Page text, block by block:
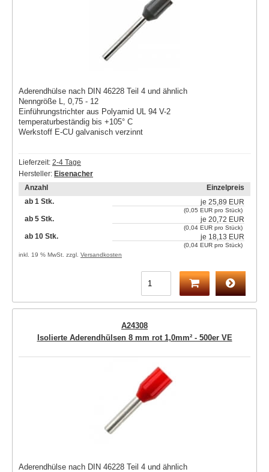
Aderendhülse nach DIN 46228 Teil 4 und ähnlich
Nenngröße L, 0,75 - 12
Einführungstrichter aus Polyamid UL 94 V-2
temperaturbeständig bis +105° C
Werkstoff E-CU galvanisch verzinnt
Lieferzeit: 2-4 Tage
Hersteller: Eisenacher
Anzahl
Einzelpreis
ab 1 Stk.
je 25,89 EUR
(0,05 EUR pro Stück)
ab 5 Stk. je 20,72 EUR
(0,04 EUR pro Stück)
ab 10 Stk. je 18,13 EUR
(0,04 EUR pro Stück)
inkl. 19 % MwSt. zzgl. Versandkosten
A24308
Isolierte Aderendhülsen 8 mm rot 1,0mm² - 500er VE
Aderendhülse nach DIN 46228 Teil 4 und ähnlich